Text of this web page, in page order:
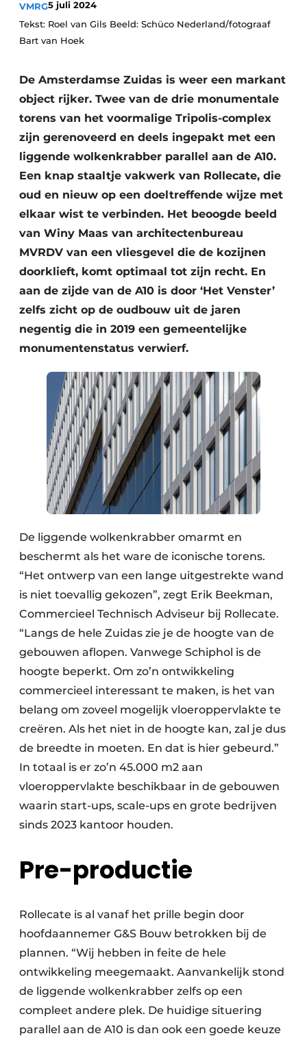
Podcasts
Privacy / Cookie statement
Vacatures
Video’s
VMRG5 juli 2024
Tekst: Roel van Gils Beeld: Schüco Nederland/fotograaf
Bart van Hoek
De Amsterdamse Zuidas is weer een markant
object rijker. Twee van de drie monumentale
torens van het voormalige Tripolis-complex
zijn gerenoveerd en deels ingepakt met een
liggende wolkenkrabber parallel aan de A10.
Een knap staaltje vakwerk van Rollecate, die
oud en nieuw op een doeltreffende wijze met
elkaar wist te verbinden. Het beoogde beeld
van Winy Maas van architectenbureau
MVRDV van een vliesgevel die de kozijnen
doorklieft, komt optimaal tot zijn recht. En
aan de zijde van de A10 is door ‘Het Venster’
zelfs zicht op de oudbouw uit de jaren
negentig die in 2019 een gemeentelijke
monumentenstatus verwierf.
De liggende wolkenkrabber omarmt en
beschermt als het ware de iconische torens.
“Het ontwerp van een lange uitgestrekte wand
is niet toevallig gekozen”, zegt Erik Beekman,
Commercieel Technisch Adviseur bij Rollecate.
“Langs de hele Zuidas zie je de hoogte van de
gebouwen aflopen. Vanwege Schiphol is de
hoogte beperkt. Om zo’n ontwikkeling
commercieel interessant te maken, is het van
belang om zoveel mogelijk vloeroppervlakte te
creëren. Als het niet in de hoogte kan, zal je dus
de breedte in moeten. En dat is hier gebeurd.”
In totaal is er zo’n 45.000 m2 aan
vloeroppervlakte beschikbaar in de gebouwen
waarin start-ups, scale-ups en grote bedrijven
sinds 2023 kantoor houden.
Pre-productie
Rollecate is al vanaf het prille begin door
hoofdaannemer G&S Bouw betrokken bij de
plannen. “Wij hebben in feite de hele
ontwikkeling meegemaakt. Aanvankelijk stond
de liggende wolkenkrabber zelfs op een
compleet andere plek. De huidige situering
parallel aan de A10 is dan ook een goede keuze